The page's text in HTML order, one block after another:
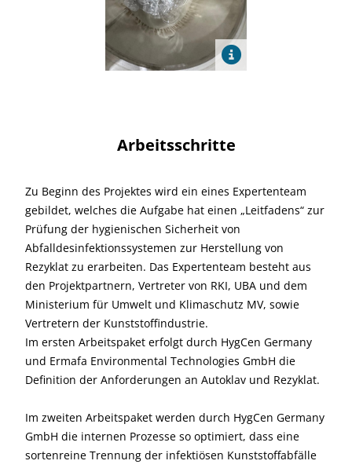
Arbeitsschritte
Zu Beginn des Projektes wird ein eines Expertenteam
gebildet, welches die Aufgabe hat einen „Leitfadens“ zur
Prüfung der hygienischen Sicherheit von
Abfalldesinfektionssystemen zur Herstellung von
Rezyklat zu erarbeiten. Das Expertenteam besteht aus
den Projektpartnern, Vertreter von RKI, UBA und dem
Ministerium für Umwelt und Klimaschutz MV, sowie
Vertretern der Kunststoffindustrie.
Im ersten Arbeitspaket erfolgt durch HygCen Germany
und Ermafa Environmental Technologies GmbH die
Definition der Anforderungen an Autoklav und Rezyklat.
Im zweiten Arbeitspaket werden durch HygCen Germany
GmbH die internen Prozesse so optimiert, dass eine
sortenreine Trennung der infektiösen Kunststoffabfälle